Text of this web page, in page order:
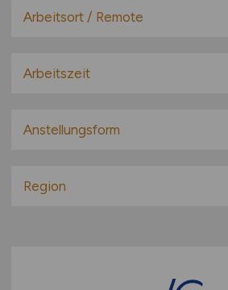
Arbeitsort / Remote
Home-Office möglich / Hybrid
Remote aus dem Ausland möglich
Arbeitszeit
Teilzeit
Anstellungsform
befristete Anstellung
Arbeitnehmerüberlassung
Region